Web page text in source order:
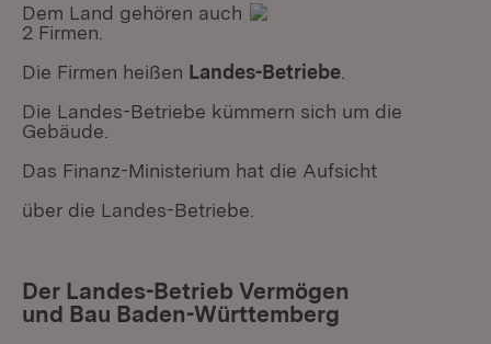
Dem Land gehören auch
2 Firmen.
Die Firmen heißen Landes-Betriebe
Die Landes-Betriebe kümmern sich um die
Gebäude.
Das Finanz-Ministerium hat die Aufsicht
über die Landes-Betriebe.
Der Landes-Betrieb Vermögen
und Bau Baden-Württemberg